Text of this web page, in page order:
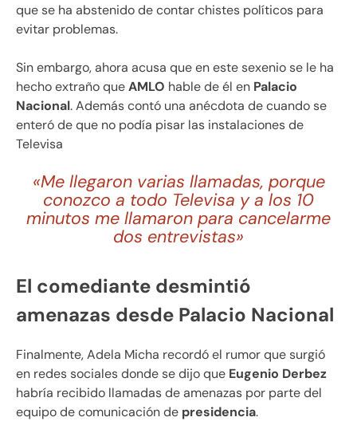
que se ha abstenido de contar chistes políticos para
evitar problemas.
Sin embargo, ahora acusa que en este sexenio se le ha
hecho extraño queAMLO hable de él en Palacio
Nacional. Además contó una anécdota de cuando se
enteró de que no podía pisar las instalaciones de
Televisa
«Me llegaron varias llamadas, porque
conozco a todo Televisa y a los 10
minutos me llamaron para cancelarme
dos entrevistas»
El comediante desmintió
amenazas desde Palacio Nacional
Finalmente, Adela Micha recordó el rumor que surgió
en redes sociales donde se dijo que Eugenio Derbez
habría recibido llamadas de amenazas por parte del
equipo de comunicación de presidencia.